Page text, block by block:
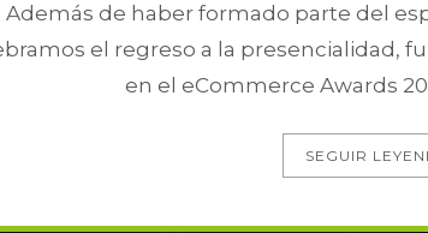
Además de haber formado parte del
el regreso a la presencialidad,
en el eCommerce Awards
SEGUIR